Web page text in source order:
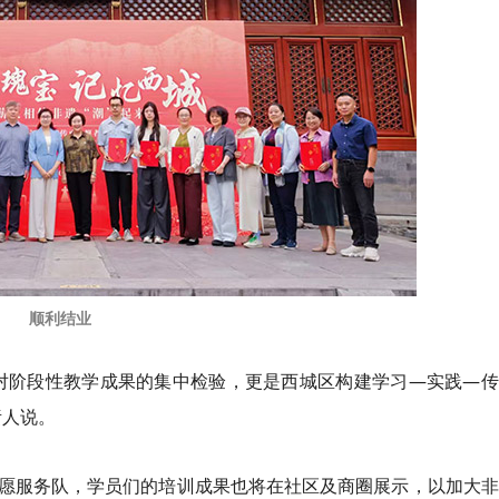
顺利结业
阶段性教学成果的集中检验，更是西城区构建学习—实践—
说。
服务队，学员们的培训成果也将在社区及商圈展示，以加大